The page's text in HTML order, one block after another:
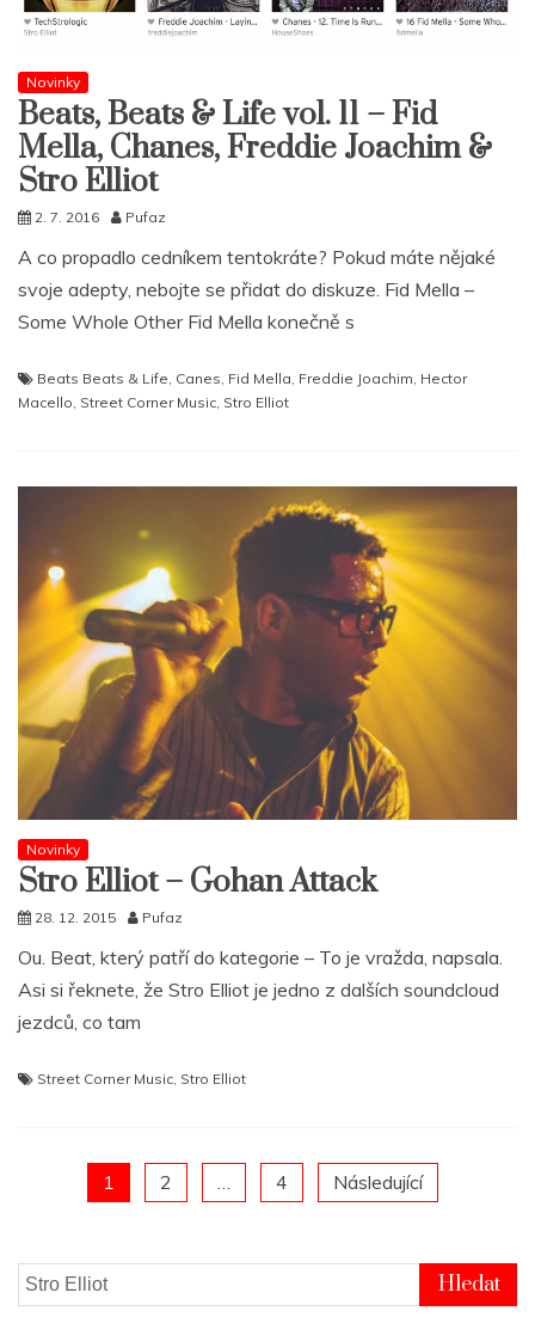
Novinky
Beats, Beats & Life vol. 11 – Fid
Mella, Chanes, Freddie Joachim &
Stro Elliot
2. 7. 2016 Pufaz
A co propadlo cedníkem tentokráte? Pokud máte nějaké
svoje adepty, nebojte se přidat do diskuze. Fid Mella –
Some Whole Other Fid Mella konečně s
Beats Beats & Life, Canes, Fid Mella, Freddie Joachim, Hector
Macello, Street Corner Music, Stro Elliot
Novinky
Stro Elliot – Gohan Attack
28. 12. 2015 Pufaz
Ou. Beat, který patří do kategorie – To je vražda, napsala.
Asi si řeknete, že Stro Elliot je jedno z dalších soundcloud
jezdců, co tam
Street Corner Music Stro Elliot
Posts
pagination
1 2 4 Následující
Vyhledávání